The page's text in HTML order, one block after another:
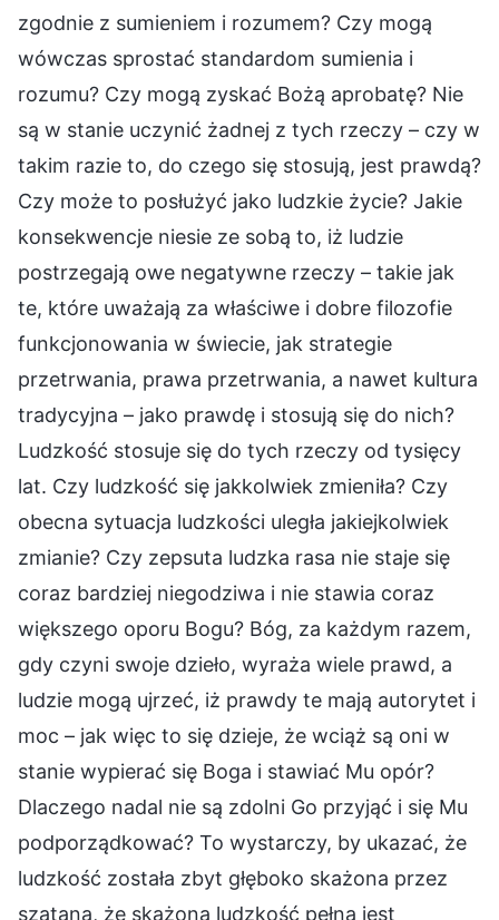
zgodnie z sumieniem i rozumem? Czy mogą
wówczas sprostać standardom sumienia i
rozumu? Czy mogą zyskać Bożą aprobatę? Nie
są w stanie uczynić żadnej z tych rzeczy – czy w
takim razie to, do czego się stosują, jest prawdą?
Czy może to posłużyć jako ludzkie życie? Jakie
konsekwencje niesie ze sobą to, iż ludzie
postrzegają owe negatywne rzeczy – takie jak
te, które uważają za właściwe i dobre filozofie
funkcjonowania w świecie, jak strategie
przetrwania, prawa przetrwania, a nawet kultura
tradycyjna – jako prawdę i stosują się do nich?
Ludzkość stosuje się do tych rzeczy od tysięcy
lat. Czy ludzkość się jakkolwiek zmieniła? Czy
obecna sytuacja ludzkości uległa jakiejkolwiek
zmianie? Czy zepsuta ludzka rasa nie staje się
coraz bardziej niegodziwa i nie stawia coraz
większego oporu Bogu? Bóg, za każdym razem,
gdy czyni swoje dzieło, wyraża wiele prawd, a
ludzie mogą ujrzeć, iż prawdy te mają autorytet i
moc – jak więc to się dzieje, że wciąż są oni w
stanie wypierać się Boga i stawiać Mu opór?
Dlaczego nadal nie są zdolni Go przyjąć i się Mu
podporządkować? To wystarczy, by ukazać, że
ludzkość została zbyt głęboko skażona przez
szatana, że skażona ludzkość pełna jest